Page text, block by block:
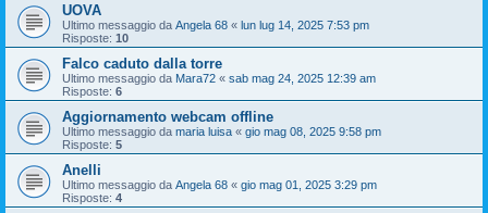
UOVA
Ultimo messaggio da Angela 68 « lun lug 14, 2025 7:53 pm
Risposte: 10
Falco caduto dalla torre
Ultimo messaggio da Mara72 « sab mag 24, 2025 12:39 am
Risposte: 6
Aggiornamento webcam offline
Ultimo messaggio da maria luisa « gio mag 08, 2025 9:58 pm
Risposte: 5
Anelli
Ultimo messaggio da Angela 68 « gio mag 01, 2025 3:29 pm
Risposte: 4